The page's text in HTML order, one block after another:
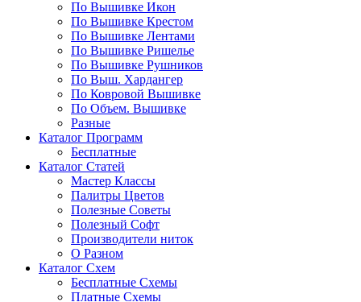
По Вышивке Икон
По Вышивке Крестом
По Вышивке Лентами
По Вышивке Ришелье
По Вышивке Рушников
По Выш. Хардангер
По Ковровой Вышивке
По Объем. Вышивке
Разные
Каталог Программ
Бесплатные
Каталог Статей
Мастер Классы
Палитры Цветов
Полезные Советы
Полезный Софт
Производители ниток
О Разном
Каталог Схем
Бесплатные Схемы
Платные Схемы